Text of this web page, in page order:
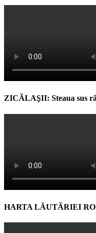
ZICĂLAŞII: Steaua sus
HARTA LĂUTĂRIEI